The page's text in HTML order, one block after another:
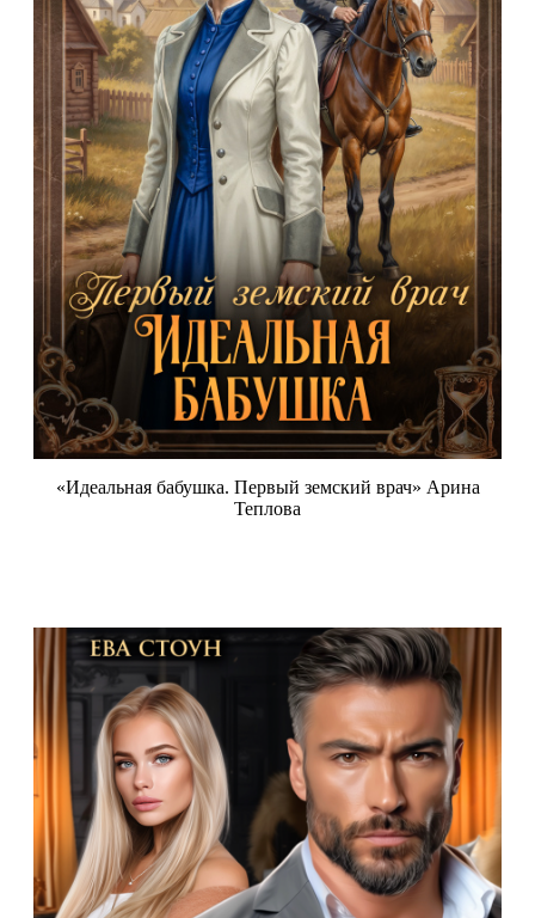
«Идеальная бабушка. Первый земский врач» Арина
Теплова